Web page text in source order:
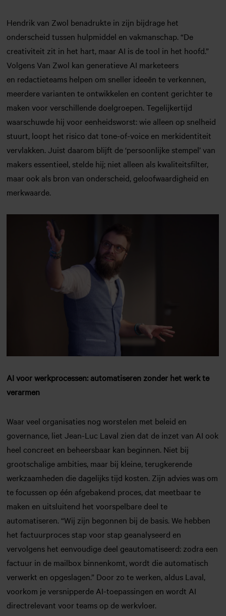
Hendrik van Zwol benadrukte in zijn bijdrage het
onderscheid tussen hulpmiddel en vakmanschap. “De
creativiteit zit in het hart, maar AI is de tool in het hoofd.”
Volgens Van Zwol kan generatieve AI marketeers
en redactieteams helpen om sneller ideeën te verkennen,
meerdere varianten te ontwikkelen en content gerichter te
maken voor verschillende doelgroepen. Tegelijkertijd
waarschuwde hij voor eenheidsworst: wie alleen op snelheid
stuurt, loopt het risico dat tone-of-voice en merkidentiteit
vervlakken. Juist daarom blijft de ‘persoonlijke stempel’ van
makers essentieel, stelde hij; niet alleen als kwaliteitsfilter,
maar ook als bron van onderscheid, geloofwaardigheid en
merkwaarde.
AI voor werkprocessen: automatiseren zonder het werk te
verarmen
Waar veel organisaties nog worstelen met beleid en
governance, liet Jean-Luc Laval zien dat de inzet van AI ook
heel concreet en beheersbaar kan beginnen. Niet bij
grootschalige ambities, maar bij kleine, terugkerende
werkzaamheden die dagelijks tijd kosten. Zijn advies was om
te focussen op één afgebakend proces, dat meetbaar te
maken en uitsluitend het voorspelbare deel te
automatiseren. “Wij zijn begonnen bij de basis. We hebben
het factuurproces stap voor stap geanalyseerd en
vervolgens het eenvoudige deel geautomatiseerd: zodra een
factuur in de mailbox binnenkomt, wordt die automatisch
verwerkt en opgeslagen.” Door zo te werken, aldus Laval,
voorkom je versnipperde AI-toepassingen en wordt AI
directrelevant voor teams op de werkvloer.